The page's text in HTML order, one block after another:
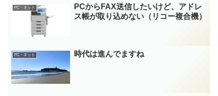
PC・ネット
PCからFAX送信したいけど、アドレ
ス帳が取り込めない（リコー複合機）
PC・ネット 時代は進んでますね